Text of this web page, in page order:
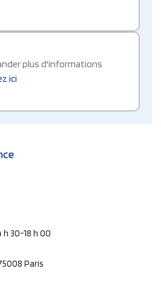
plus d'informations
ici
h 30-18 h 00
Paris